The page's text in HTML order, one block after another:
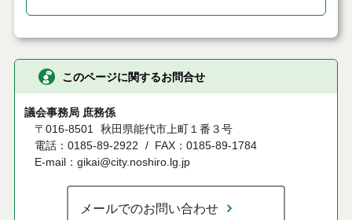
このページに関するお問合せ
議会事務局 庶務係
〒016-8501 秋田県能代市上町１番３号
電話：0185-89-2922
FAX：0185-89-1784
E-mail：gikai@city.noshiro.lg.jp
メールでのお問い合わせ